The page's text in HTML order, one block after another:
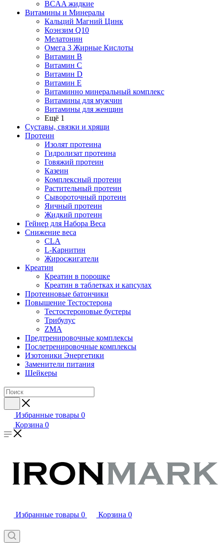
BCAA жидкие
Витамины и Минералы
Кальций Магний Цинк
Коэнзим Q10
Мелатонин
Омега 3 Жирные Кислоты
Витамин B
Витамин C
Витамин D
Витамин E
Витаминно минеральный комплекс
Витамины для мужчин
Витамины для женщин
Ещё 1
Суставы, связки и хрящи
Протеин
Изолят протеина
Гидролизат протеина
Говяжий протеин
Казеин
Комплексный протеин
Растительный протеин
Сывороточный протеин
Яичный протеин
Жидкий протеин
Гейнер для Набора Веса
Снижение веса
CLA
L-Карнитин
Жиросжигатели
Креатин
Креатин в порошке
Креатин в таблетках и капсулах
Протеиновые батончики
Повышение Тестостерона
Тестостероновые бустеры
Трибулус
ZMA
Предтренировочные комплексы
Послетренировочные комплексы
Изотоники Энергетики
Заменители питания
Шейкеры
Избранные товары 0
Корзина 0
Избранные товары 0 Корзина 0